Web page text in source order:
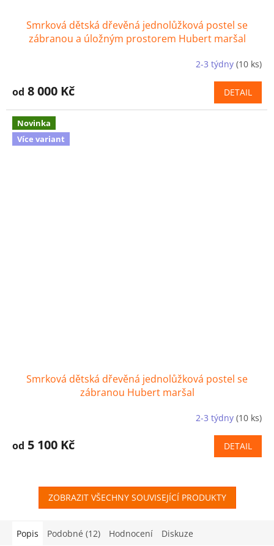
Smrková dětská dřevěná jednolůžková postel se
zábranou a úložným prostorem Hubert maršal
2-3 týdny (10 ks)
od 8 000 Kč DETAIL
Novinka
Více variant
Smrková dětská dřevěná jednolůžková postel se
zábranou Hubert maršal
2-3 týdny (10 ks)
od 5 100 Kč DETAIL
ZOBRAZIT VŠECHNY SOUVISEJÍCÍ PRODUKTY
Popis Podobné (12) Hodnocení Diskuze